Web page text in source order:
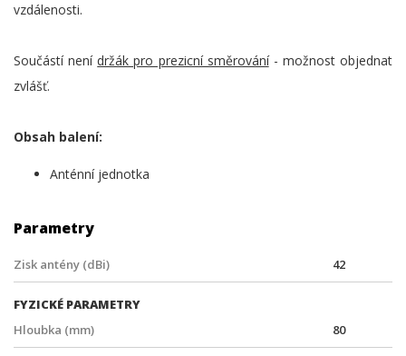
vzdálenosti.
Součástí nenídržák pro prezicní směrování- možnost objednat
zvlášť.
Obsah balení:
Anténní jednotka
Parametry
Zisk antény (dBi) 42
FYZICKÉ PARAMETRY
Hloubka (mm)
80